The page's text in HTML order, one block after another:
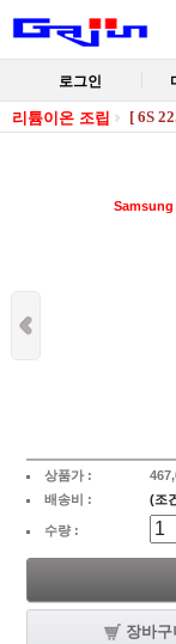
로그인
리튬이온 조립 [ 6S
Samsung
상품가 :
배송비 : (조
수량 :
장바구